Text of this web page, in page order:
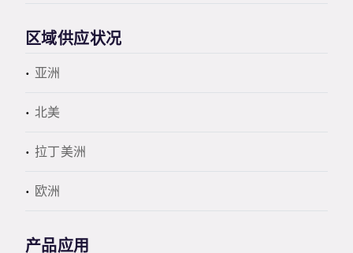
区域供应状况
亚洲
北美
拉丁美洲
欧洲
产品应用